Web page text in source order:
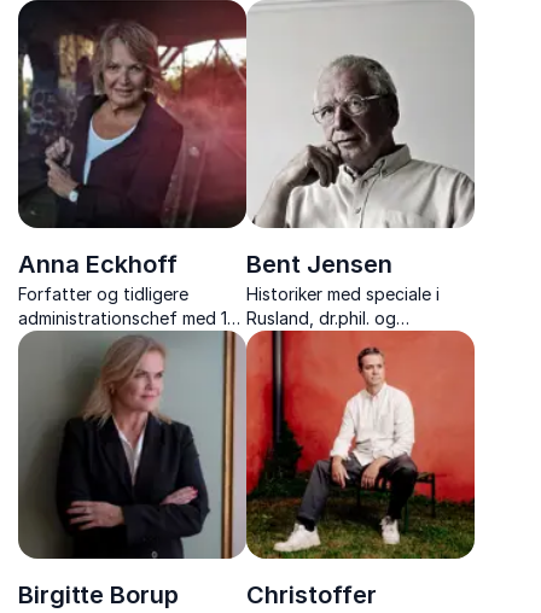
Anna Eckhoff
Forfatter og tidligere
administrationschef med 15
års erfaring fra verdens
brændpunkter, formidler
ærlige og stærke
fortællinger, der rører,
udfordrer og inspirerer.
Bent Jensen
Historiker med speciale i
Rusland, dr.phil. og
forfatter, med skarpe
verdenshistoriens store
konflikter.
Birgitte Borup
Christoffer